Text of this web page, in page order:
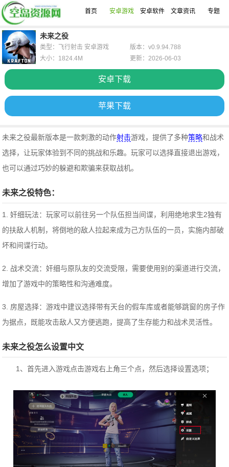
首页 安卓游戏 安卓软件 文章资讯 专题
未来之役
安卓下载
苹果下载
类型：飞行射击 安卓游戏
版本：v0.9.94.788
大小：1824.4M
更新：2026-06-03
未来之役最新版本是一款刺激的动作射击游戏，提供了多种策略和战术
选择，让玩家体验到不同的挑战和乐趣。玩家可以选择直接退出游戏，
也可以通过巧妙的躲避和欺骗来获取战机。
未来之役特色：
1. 奸细玩法：玩家可以前往另一个队伍担当间谍，利用绝地求生2独有
的扶敌人机制，将倒地的敌人拉起来成为己方队伍的一员，实施内部破
坏和间谍行动。
2. 战术交流：奸细与原队友的交流受限，需要使用别的渠道进行交流，
增加了游戏中的策略性和沟通难度。
3. 房屋选择：游戏中建议选择带有天台的假车库或者能够跳窗的房子作
为据点，既能攻击敌人又方便逃跑，提高了生存能力和战术灵活性。
未来之役怎么设置中文
1、首先进入游戏点击游戏右上角三个点，然后选择设置选项；